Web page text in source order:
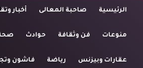
الرئيسية صاحبة المعالى أخبار
منوعات فن وثقافة حوادث
عقارات وبيزنس رياضة فاشون